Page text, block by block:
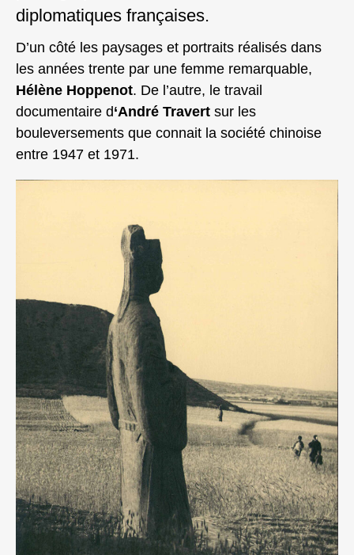
diplomatiques françaises.
D’un côté les paysages et portraits réalisés dans
les années trente par une femme remarquable,
Hélène Hoppenot. De l’autre, le travail
documentaire d‘André Travert sur les
bouleversements que connait la société chinoise
entre 1947 et 1971.